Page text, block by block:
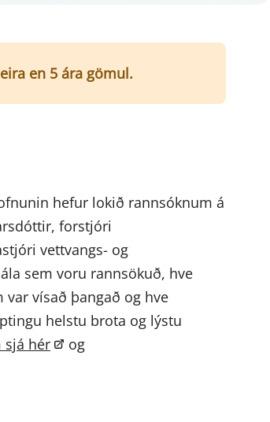
en 5 ára gömul.
hefur lokið rannsóknum á
forstjóri
vettvangs- og
sem voru rannsökuð, hve
vísað þangað og hve
helstu brota og lýstu
sjá hér
og